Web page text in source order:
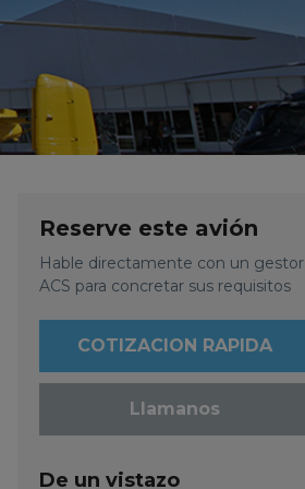
Reserve este avión
Hable directamente con un gestor
ACS para concretar sus requisitos
COTIZACION RAPIDA
Llamanos
De un vistazo